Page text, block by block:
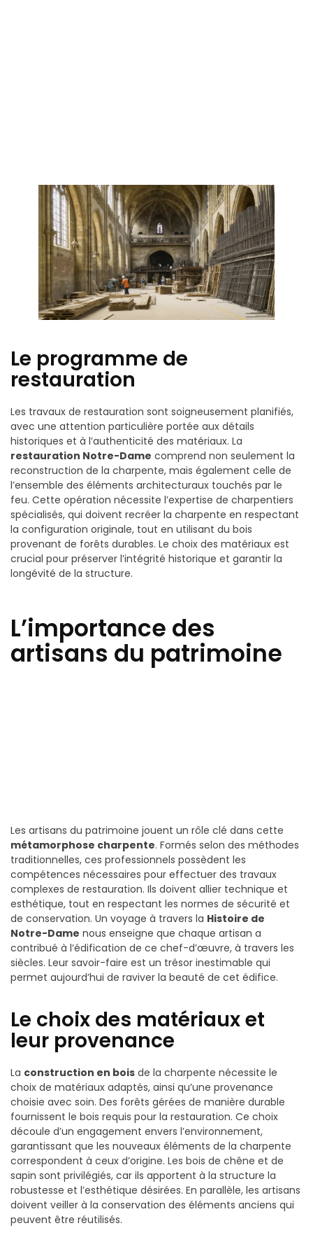
Le programme de
restauration
Les travaux de restauration sont soigneusement planifiés,
avec une attention particulière portée aux détails
historiques et à l’authenticité des matériaux. La
restauration Notre-Dame comprend non seulement la
reconstruction de la charpente, mais également celle de
l’ensemble des éléments architecturaux touchés par le
feu. Cette opération nécessite l’expertise de charpentiers
spécialisés, qui doivent recréer la charpente en respectant
la configuration originale, tout en utilisant du bois
provenant de forêts durables. Le choix des matériaux est
crucial pour préserver l’intégrité historique et garantir la
longévité de la structure.
L’importance des
artisans du patrimoine
Les artisans du patrimoine jouent un rôle clé dans cette
métamorphose charpente. Formés selon des méthodes
traditionnelles, ces professionnels possèdent les
compétences nécessaires pour effectuer des travaux
complexes de restauration. Ils doivent allier technique et
esthétique, tout en respectant les normes de sécurité et
de conservation. Un voyage à travers la Histoire de
Notre-Dame nous enseigne que chaque artisan a
contribué à l’édification de ce chef-d’œuvre, à travers les
siècles. Leur savoir-faire est un trésor inestimable qui
permet aujourd’hui de raviver la beauté de cet édifice.
Le choix des matériaux et
leur provenance
La construction en bois de la charpente nécessite le
choix de matériaux adaptés, ainsi qu’une provenance
choisie avec soin. Des forêts gérées de manière durable
fournissent le bois requis pour la restauration. Ce choix
découle d’un engagement envers l’environnement,
garantissant que les nouveaux éléments de la charpente
correspondent à ceux d’origine. Les bois de chêne et de
sapin sont privilégiés, car ils apportent à la structure la
robustesse et l’esthétique désirées. En parallèle, les artisans
doivent veiller à la conservation des éléments anciens qui
peuvent être réutilisés.